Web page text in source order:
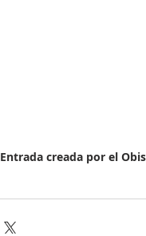
Entrada creada por el